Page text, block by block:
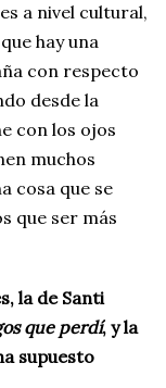
a nivel cultural,
hay una
con respecto
desde la
con los ojos
muchos
cosa que se
que ser más
la de Santi
que perdí, y la
supuesto